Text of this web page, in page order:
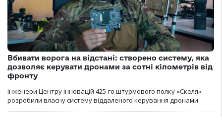
Вбивати ворога на відстані: створено систему, яка
дозволяє керувати дронами за сотні кілометрів від
фронту
Інженери Центру інновацій 425-го штурмового полку «Скеля»
розробили власну систему віддаленого керування дронами.